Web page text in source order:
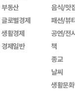
부동산
글로벌경제
생활경제
경제일반
음식/맛
패션/뷰
공연/전
책
종교
날씨
생활문